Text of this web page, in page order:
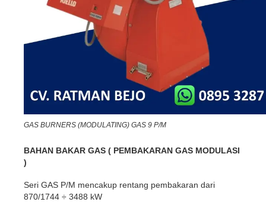
GAS BURNERS (MODULATING) GAS 9 P/M
BAHAN BAKAR GAS ( PEMBAKARAN GAS MODULASI
)
Seri GAS P/M mencakup rentang pembakaran dari
870/1744 ÷ 3488 kW